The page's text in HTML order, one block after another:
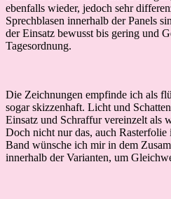
ebenfalls wieder, jedoch sehr
Sprechblasen innerhalb der Panels
der Einsatz bewusst bis gering und
Tagesordnung.
Die Zeichnungen empfinde ich als
sogar skizzenhaft. Licht und
Einsatz und Schraffur vereinzelt als
Doch nicht nur das, auch Rasterfolie
Band wünsche ich mir in dem
innerhalb der Varianten, um